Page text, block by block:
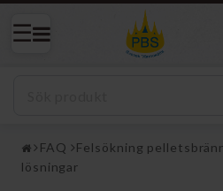
FAQ
Felsökning
lösningar